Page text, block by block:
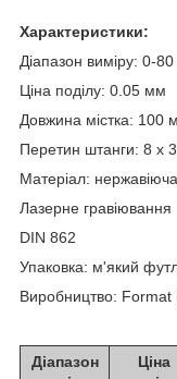
Характеристики:
Діапазон виміру: 0-
Ціна поділу: 0.05 мм
Довжина містка: 100
Перетин штанги: 8 х
Матеріал:
Лазерне гравіювання
DIN 862
Упаковка: м'який
Виробництво: Format
Діапазон
Ціна